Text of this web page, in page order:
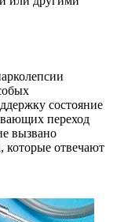
состояние
переход
вызвано
которые отвечают